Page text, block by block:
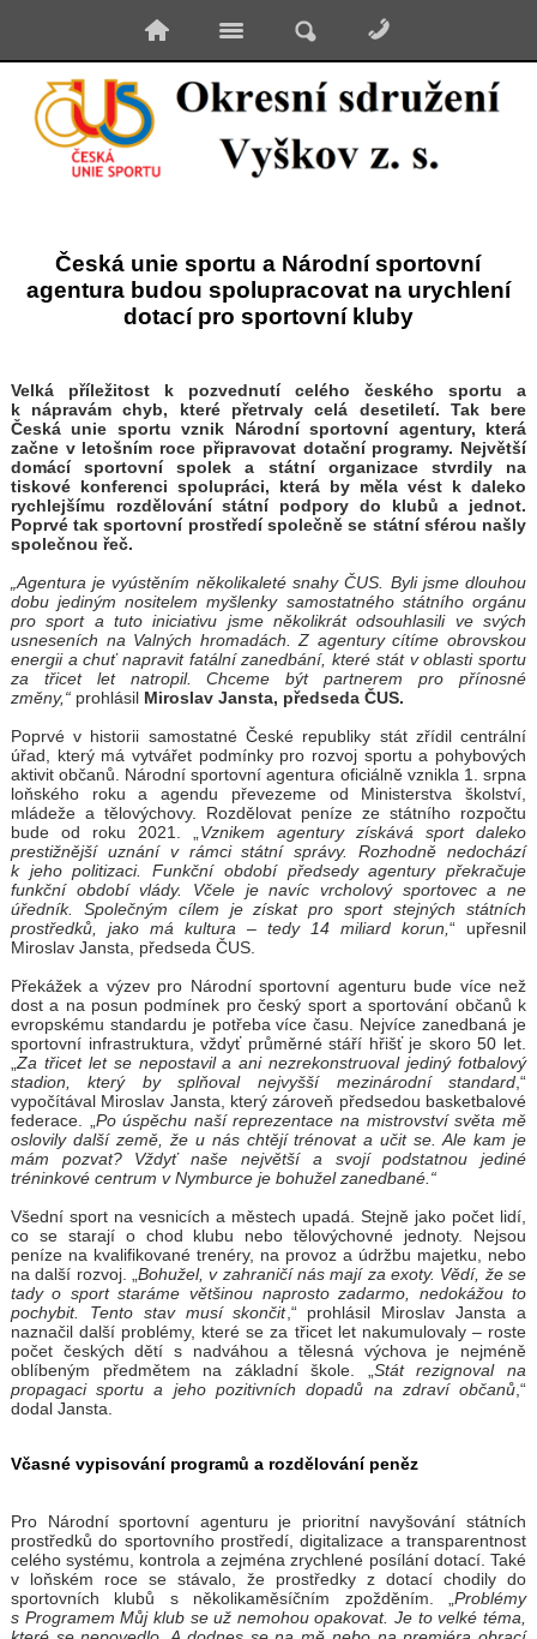
Česká unie sportu a Národní sportovní
agentura budou spolupracovat na urychlení
dotací pro sportovní kluby
Velká příležitost k pozvednutí celého českého sportu a
k nápravám chyb, které přetrvaly celá desetiletí. Tak bere
Česká unie sportu vznik Národní sportovní agentury, která
začne v letošním roce připravovat dotační programy. Největší
domácí sportovní spolek a státní organizace stvrdily na
tiskové konferenci spolupráci, která by měla vést k daleko
rychlejšímu rozdělování státní podpory do klubů a jednot.
Poprvé tak sportovní prostředí společně se státní sférou našly
společnou řeč.
„Agentura je vyústěním několikaleté snahy ČUS. Byli jsme dlouhou
dobu jediným nositelem myšlenky samostatného státního orgánu
pro sport a tuto iniciativu jsme několikrát odsouhlasili ve svých
usneseních na Valných hromadách. Z agentury cítíme obrovskou
energii a chuť napravit fatální zanedbání, které stát v oblasti sportu
za třicet let natropil. Chceme být partnerem pro přínosné
změny,“ prohlásil Miroslav Jansta, předseda ČUS.
Poprvé v historii samostatné České republiky stát zřídil centrální
úřad, který má vytvářet podmínky pro rozvoj sportu a pohybových
aktivit občanů. Národní sportovní agentura oficiálně vznikla 1. srpna
loňského roku a agendu převezeme od Ministerstva školství,
mládeže a tělovýchovy. Rozdělovat peníze ze státního rozpočtu
bude od roku 2021. „Vznikem agentury získává sport daleko
prestižnější uznání v rámci státní správy. Rozhodně nedochází
k jeho politizaci. Funkční období předsedy agentury překračuje
funkční období vlády. Včele je navíc vrcholový sportovec a ne
úředník. Společným cílem je získat pro sport stejných státních
prostředků, jako má kultura – tedy 14 miliard korun,“ upřesnil
Miroslav Jansta, předseda ČUS.
Překážek a výzev pro Národní sportovní agenturu bude více než
dost a na posun podmínek pro český sport a sportování občanů k
evropskému standardu je potřeba více času. Nejvíce zanedbaná je
sportovní infrastruktura, vždyť průměrné stáří hřišť je skoro 50 let.
„Za třicet let se nepostavil a ani nezrekonstruoval jediný fotbalový
stadion, který by splňoval nejvyšší mezinárodní standard,“
vypočítával Miroslav Jansta, který zároveň předsedou basketbalové
federace. „Po úspěchu naší reprezentace na mistrovství světa mě
oslovily další země, že u nás chtějí trénovat a učit se. Ale kam je
mám pozvat? Vždyť naše největší a svojí podstatnou jediné
tréninkové centrum v Nymburce je bohužel zanedbané.“
Všední sport na vesnicích a městech upadá. Stejně jako počet lidí,
co se starají o chod klubu nebo tělovýchovné jednoty. Nejsou
peníze na kvalifikované trenéry, na provoz a údržbu majetku, nebo
na další rozvoj. „Bohužel, v zahraničí nás mají za exoty. Vědí, že se
tady o sport staráme většinou naprosto zadarmo, nedokážou to
pochybit. Tento stav musí skončit,“ prohlásil Miroslav Jansta a
naznačil další problémy, které se za třicet let nakumulovaly – roste
počet českých dětí s nadváhou a tělesná výchova je nejméně
oblíbeným předmětem na základní škole. „Stát rezignoval na
propagaci sportu a jeho pozitivních dopadů na zdraví občanů,“
dodal Jansta.
Včasné vypisování programů a rozdělování peněz
Pro Národní sportovní agenturu je prioritní navyšování státních
prostředků do sportovního prostředí, digitalizace a transparentnost
celého systému, kontrola a zejména zrychlené posílání dotací. Také
v loňském roce se stávalo, že prostředky z dotací chodily do
sportovních klubů s několikaměsíčním zpožděním. „Problémy
s Programem Můj klub se už nemohou opakovat. Je to velké téma,